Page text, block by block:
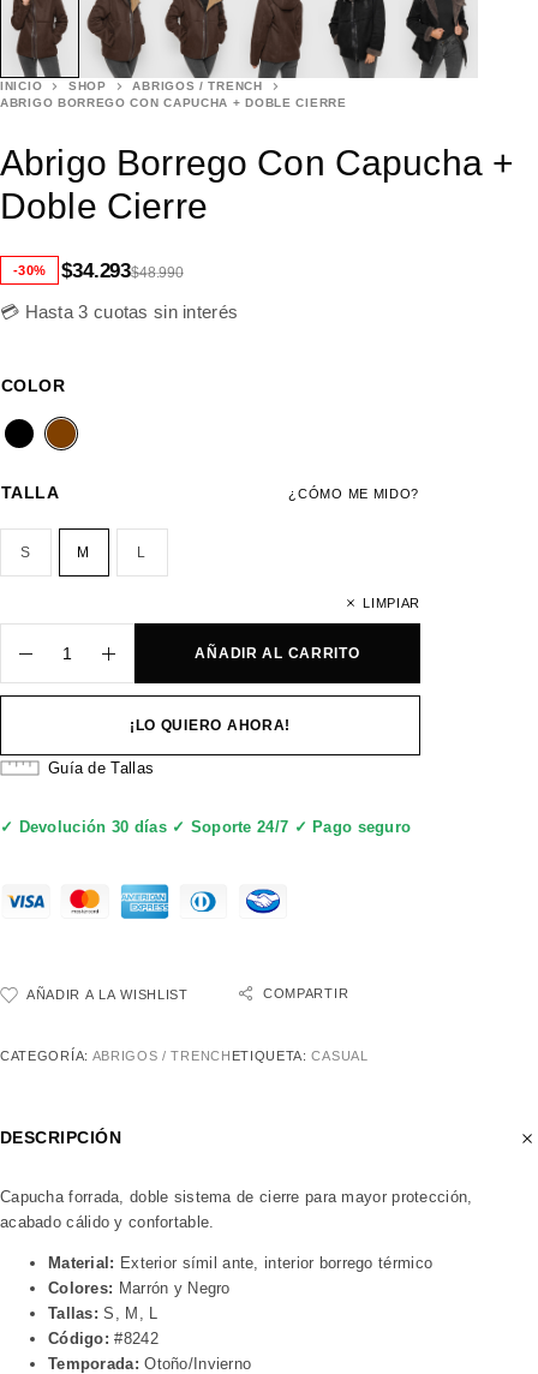
INICIO SHOP
ABRIGOS / TRENCH
ABRIGO BORREGO CON CAPUCHA + DOBLE CIERRE
Abrigo Borrego Con Capucha +
Doble Cierre
-30% $48.990
$34.293
💳 Hasta 3 cuotas sin interés
COLOR
¿CÓMO ME MIDO?
TALLA
S M L
LIMPIAR
AÑADIR AL CARRITO
¡LO QUIERO AHORA!
Guía de Tallas
✓ Devolución 30 días ✓ Soporte 24/7 ✓ Pago seguro
AÑADIR A LA WISHLIST COMPARTIR
CATEGORÍA: ABRIGOS / TRENCH ETIQUETA:CASUAL
DESCRIPCIÓN
Capucha forrada, doble sistema de cierre para mayor protección,
acabado cálido y confortable.
Material: Exterior símil ante, interior borrego térmico
Colores: Marrón y Negro
Tallas: S, M, L
Código: #8242
Temporada: Otoño/Invierno